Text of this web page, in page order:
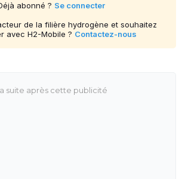
abonné ? Se connecter
de la filière hydrogène et souhaitez
avec H2-Mobile ? Contactez-nous